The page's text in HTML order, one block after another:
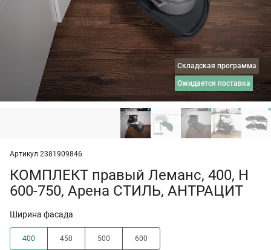
Складская программа
ожидается поставка
Артикул 2381909846
КОМПЛЕКТ правый Леманс, 400, H
600-750, Арена СТИЛЬ, АНТРАЦИТ
Ширина фасада
400 450 500 600